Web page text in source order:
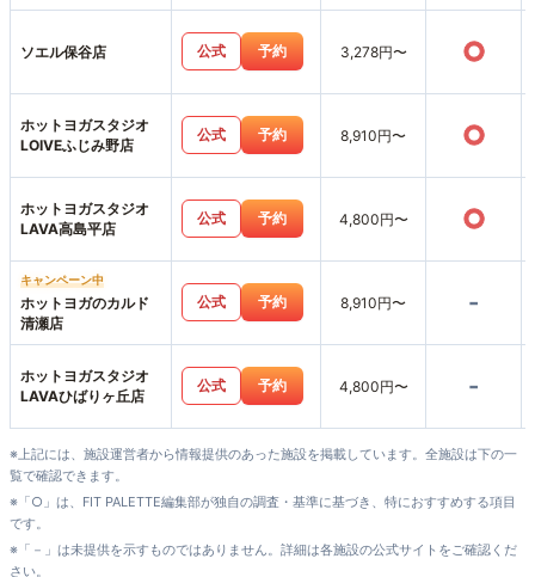
ソエル保谷店 公式 予約 3,278円〜 ○
ホットヨガスタジオ
LOIVEふじみ野店
公式 予約 8,910円〜 ○
ホットヨガスタジオ
LAVA高島平店
公式 予約 4,800円〜 ○
キャンペーン中
ホットヨガのカルド
清瀬店
公式 予約 8,910円〜 -
ホットヨガスタジオ
LAVAひばりヶ丘店
公式 予約 4,800円〜 -
※上記には、施設運営者から情報提供のあった施設を掲載しています。全施設は下の一
覧で確認できます。
※「○」は、FIT PALETTE編集部が独自の調査・基準に基づき、特におすすめする項目
です。
※「－」は未提供を示すものではありません。詳細は各施設の公式サイトをご確認くだ
さい。